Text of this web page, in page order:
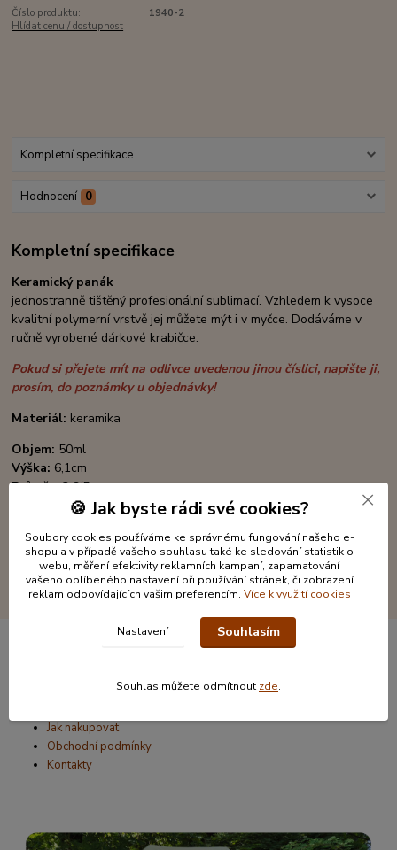
Číslo produktu:
1940-2
Hlídat cenu / dostupnost
Kompletní specifikace
Hodnocení 0
Kompletní specifikace
Keramický panák
jednostranně tištěný profesionální sublimací. Vzhledem k vysoce
kvalitní polymerní vrstvě jej můžete mýt i v myčce. Dodáváme v
ručně vyrobené dárkové krabičce.
Pokud si přejete mít na odlivce uvedenou jinou číslici, napište ji,
prosím, do poznámky u objednávky!
Materiál: keramika
Objem: 50ml
Výška: 6,1cm
Průměr:3,6/5cm
Rozměr krabičky( šxhxv) : 5,2 x 5,2 x 6,5cm
Jak nakupovat
Obchodní podmínky
Kontakty
🍪 Jak byste rádi své cookies?
Soubory cookies používáme ke správnému fungování našeho e-
shopu a v případě vašeho souhlasu také ke sledování statistik o
webu, měření efektivity reklamních kampaní, zapamatování
vašeho oblíbeného nastavení při používání stránek, či zobrazení
reklam odpovídajících vašim preferencím. Více k využití cookies
Nastavení Souhlasím
Souhlas můžete odmítnout zde.